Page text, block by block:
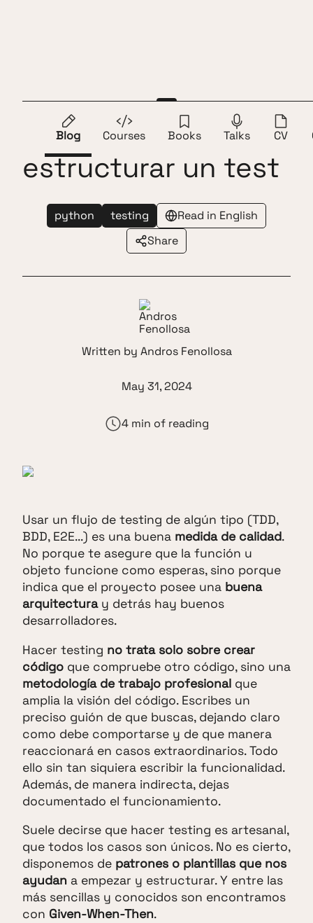
Skip to content
Blog
Courses Books Talks CV
Aprende a
estructurar un test
python testing
Read in English
Share
Usar un flujo de testing de algún tipo (TDD,
BDD, E2E...) es una buena medida de calidad.
No porque te asegure que la función u
objeto funcione como esperas, sino porque
indica que el proyecto posee una buena
arquitecturay detrás hay buenos
desarrolladores.
Hacer testing no trata solo sobre crear
código que compruebe otro código, sino una
metodología de trabajo profesional que
amplia la visión del código. Escribes un
preciso guión de que buscas, dejando claro
como debe comportarse y de que manera
reaccionará en casos extraordinarios. Todo
ello sin tan siquiera escribir la funcionalidad.
Además, de manera indirecta, dejas
documentado el funcionamiento.
Suele decirse que hacer testing es artesanal,
que todos los casos son únicos. No es cierto,
disponemos de patrones o plantillas que nos
ayudan a empezar y estructurar. Y entre las
más sencillas y conocidos son encontramos
con Given-When-Then.
Written by Andros Fenollosa
May 31, 2024
4 min of reading